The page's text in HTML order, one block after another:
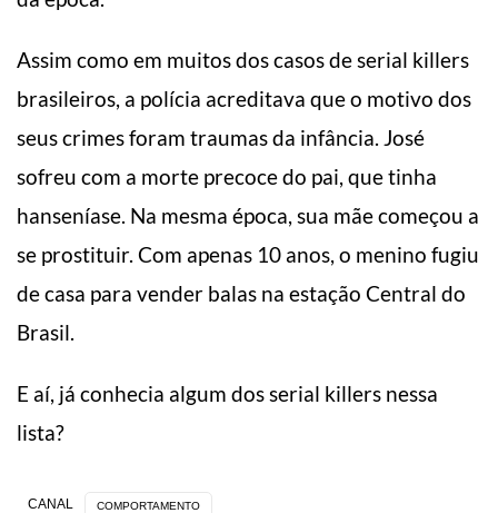
Assim como em muitos dos casos de serial killers
brasileiros, a polícia acreditava que o motivo dos
seus crimes foram traumas da infância. José
sofreu com a morte precoce do pai, que tinha
hanseníase. Na mesma época, sua mãe começou a
se prostituir. Com apenas 10 anos, o menino fugiu
de casa para vender balas na estação Central do
Brasil.
E aí, já conhecia algum dos serial killers nessa
lista?
CANAL COMPORTAMENTO